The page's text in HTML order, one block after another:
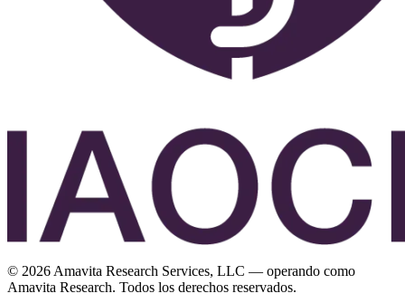
© 2026 Amavita Research Services, LLC — operando como
Amavita Research. Todos los derechos reservados.